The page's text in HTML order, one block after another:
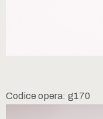
Codice opera: g170